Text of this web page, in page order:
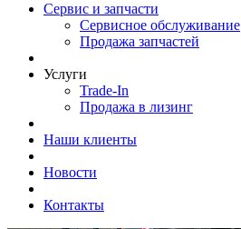
Сервис и запчасти
Сервисное обслуживание
Продажа запчастей
Услуги
Trade-In
Продажа в лизинг
Наши клиенты
Новости
Контакты